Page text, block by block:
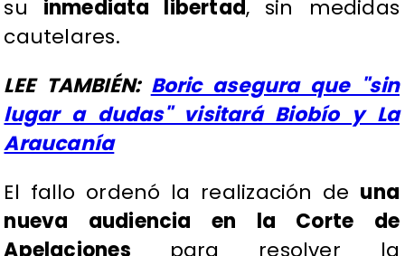
su inmediata libertad, sin medidas
cautelares.
LEE TAMBIÉN: Boric asegura que "sin
lugar a dudas" visitará Biobío y La
Araucanía
El fallo ordenó la realización de una
nueva audiencia en la Corte de
Apelaciones para resolver la